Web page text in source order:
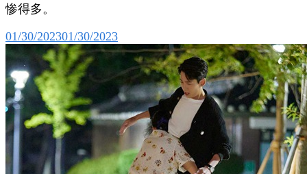
惨得多。
01/30/202301/30/2023